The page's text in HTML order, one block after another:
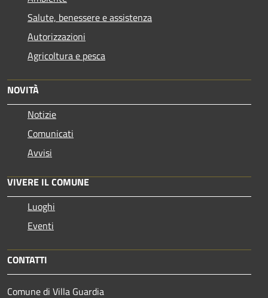
Salute, benessere e assistenza
Autorizzazioni
Agricoltura e pesca
NOVITÀ
Notizie
Comunicati
Avvisi
VIVERE IL COMUNE
Luoghi
Eventi
CONTATTI
Comune di Villa Guardia